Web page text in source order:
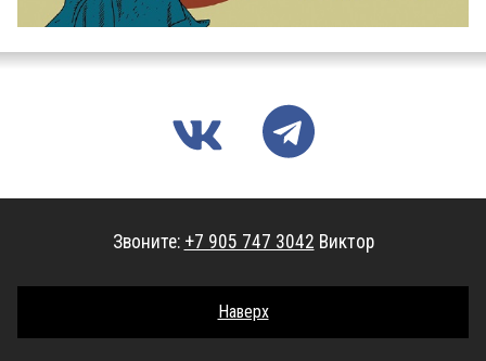
Звоните: +7 905 747 3042 Виктор
Наверх